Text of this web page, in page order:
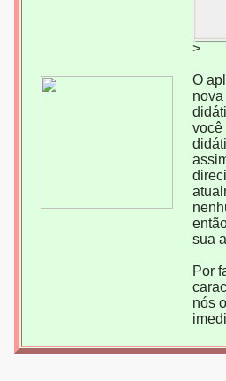
>
O
você
sua
Por
nós